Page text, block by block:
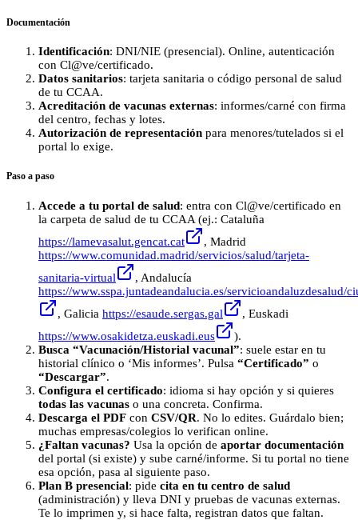
Documentación
Identificación: DNI/NIE (presencial). Online, autenticación
con Cl@ve/certificado.
Datos sanitarios: tarjeta sanitaria o código personal de salud
de tu CCAA.
Acreditación de vacunas externas: informes/carné con firma
del centro, fechas y lotes.
Autorización de representación para menores/tutelados si el
portal lo exige.
Paso a paso
Accede a tu portal de salud: entra con Cl@ve/certificado en
la carpeta de salud de tu CCAA (ej.: Cataluña
https://lamevasalut.gencat.cat
, Madrid
https://www.comunidad.madrid/servicios/salud/tarjeta-
sanitaria-virtual
, Andalucía
https://www.sspa.juntadeandalucia.es/servicioandaluzdesalud/
, Galicia https://esaude.sergas.gal
, Euskadi
https://www.osakidetza.euskadi.eus
).
Busca “Vacunación/Historial vacunal”: suele estar en tu
historial clínico o ‘Mis informes’. Pulsa “Certificado” o
“Descargar”.
Configura el certificado: idioma si hay opción y si quieres
todas las vacunas o una concreta. Confirma.
Descarga el PDF con CSV/QR. No lo edites. Guárdalo bien;
muchas empresas/colegios lo verifican online.
¿Faltan vacunas? Usa la opción de aportar documentación
del portal (si existe) y sube carné/informe. Si tu portal no tiene
esa opción, pasa al siguiente paso.
Plan B presencial: pide cita en tu centro de salud
(administración) y lleva DNI y pruebas de vacunas externas.
Te lo imprimen y, si hace falta, registran datos que faltan.